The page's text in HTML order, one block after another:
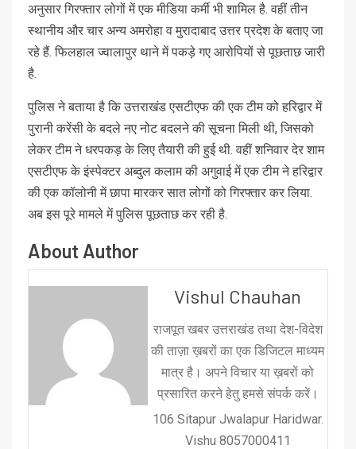
अनुसार गिरफ्तार लोगों में एक मीडिया कर्मी भी शामिल है. वहीं तीन
स्‍थानीय और चार अन्‍य अमरोहा व मुरादाबाद उत्तर प्रदेश के बताए जा
रहे हैं. फिलहाल ज्वालापुर थाने में पकड़े गए आरोपियों से पूछताछ जारी
है.
पुलिस ने बताया है कि उत्तराखंड एसटीएफ की एक टीम को हरिद्वार में
पुरानी करेंसी के बदले नए नोट बदलने की सूचना मिली थी, जिसको
लेकर टीम ने धरपकड़ के लिए तैयारी की हुई थी. वहीं शनिवार देर शाम
एसटीएफ के इंस्पेक्टर अब्दुल कलाम की अगुवाई में एक टीम ने हरिद्वार
की एक कॉलोनी में छापा मारकर सात लोगों को गिरफ्तार कर लिया.
अब इस पूरे मामले में पुलिस पूछताछ कर रही है.
About Author
Vishul Chauhan
राजपूत खबर उत्तराखंड तथा देश-विदेश
की ताज़ा ख़बरों का एक डिजिटल माध्यम
मात्र है। अपने विचार या ख़बरों को
प्रसारित करने हेतु हमसे संपर्क करें।
106 Sitapur Jwalapur Haridwar.
Vishu 8057000411